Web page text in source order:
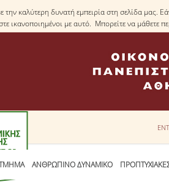
καλύτερη δυνατή εμπειρία στη σελίδα μας.
ικανοποιημένοι με αυτό. Μπορείτε να μάθετε
ΑΝΘΡΩΠΙΝΟ ΔΥΝΑΜΙΚΟ